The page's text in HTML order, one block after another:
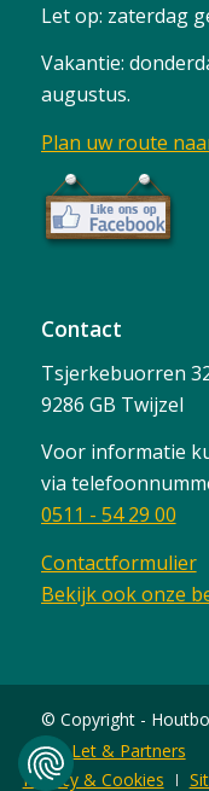
Let op: zaterdag
Vakantie:
augustus.
Plan uw route
Contact
Tsjerkebuorren
9286 GB Twijzel
Voor informatie
via
0511 - 54 29 00
Contactformulier
Bekijk ook onze
© Copyright -
der Let & Partners
Privacy & Cookies